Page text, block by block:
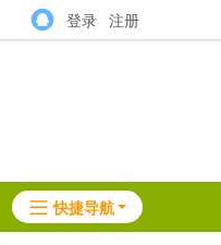
登录 注册
快捷导航